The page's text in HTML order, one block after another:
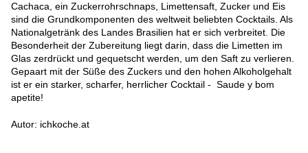
Cachaca, ein Zuckerrohrschnaps, Limettensaft, Zucker und Eis
sind die Grundkomponenten des weltweit beliebten Cocktails. Als
Nationalgetränk des Landes Brasilien hat er sich verbreitet. Die
Besonderheit der Zubereitung liegt darin, dass die Limetten im
Glas zerdrückt und gequetscht werden, um den Saft zu verlieren.
Gepaart mit der Süße des Zuckers und den hohen Alkoholgehalt
ist er ein starker, scharfer, herrlicher Cocktail - Saude y bom
apetite!
Autor: ichkoche.at